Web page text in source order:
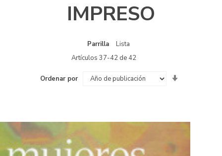
IMPRESO
Ver
como
Parrilla
Lista
Artículos 37-42de 42
Ordenar por